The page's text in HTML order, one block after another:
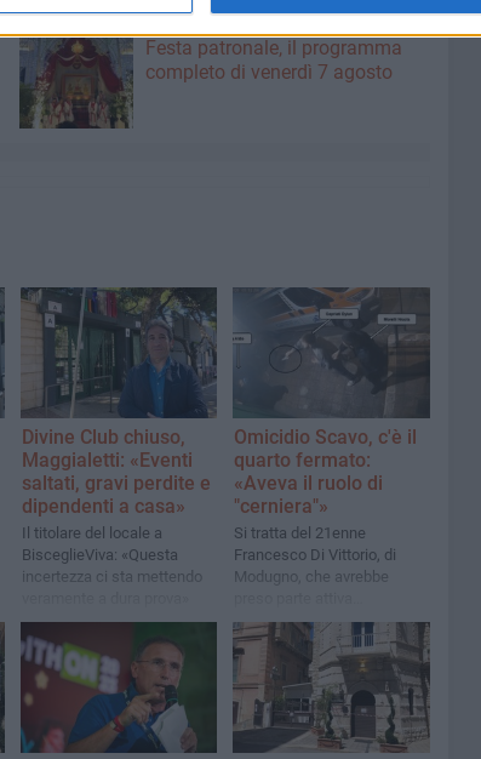
Festa patronale, il programma
completo di venerdì 7 agosto
Divine Club chiuso,
Maggialetti: «Eventi
saltati, gravi perdite e
dipendenti a casa»
Il titolare del locale a
BisceglieViva: «Questa
incertezza ci sta mettendo
Omicidio Scavo, c'è il
quarto fermato:
«Aveva il ruolo di
"cerniera"»
Si tratta del 21enne
Francesco Di Vittorio, di
Modugno, che avrebbe
all'omicidio nel Divine Club
di Bisceglie